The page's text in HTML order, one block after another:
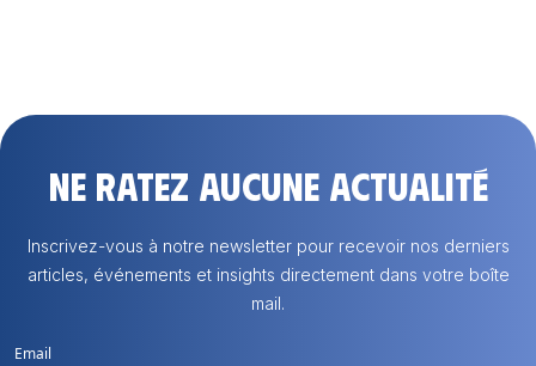
Ne ratez aucune actualité
Inscrivez-vous à notre newsletter pour recevoir nos derniers
articles, événements et insights directement dans votre boîte
mail.
Email